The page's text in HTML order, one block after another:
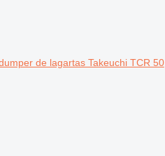
de lagartas Takeuchi TCR 50